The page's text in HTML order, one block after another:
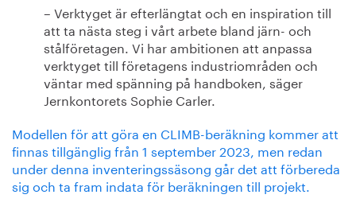
– Verktyget är efterlängtat och en inspiration till
att ta nästa steg i vårt arbete bland järn- och
stålföretagen. Vi har ambitionen att anpassa
verktyget till företagens industriområden och
väntar med spänning på handboken, säger
Jernkontorets Sophie Carler.
Modellen för att göra en CLIMB-beräkning kommer att
finnas tillgänglig från 1 september 2023, men redan
under denna inventeringssäsong går det att förbereda
sig och ta fram indata för beräkningen till projekt.